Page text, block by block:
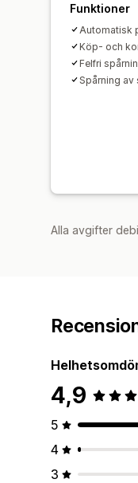
Funktioner
Automatisk
Köp- och
Felfri
Spårning av
Alla avgifter
4,9
5
4
3